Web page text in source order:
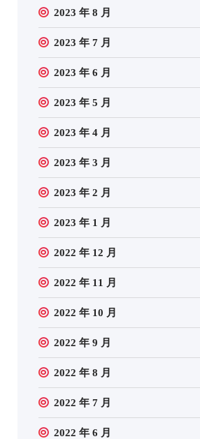
2023 年 8 月
2023 年 7 月
2023 年 6 月
2023 年 5 月
2023 年 4 月
2023 年 3 月
2023 年 2 月
2023 年 1 月
2022 年 12 月
2022 年 11 月
2022 年 10 月
2022 年 9 月
2022 年 8 月
2022 年 7 月
2022 年 6 月